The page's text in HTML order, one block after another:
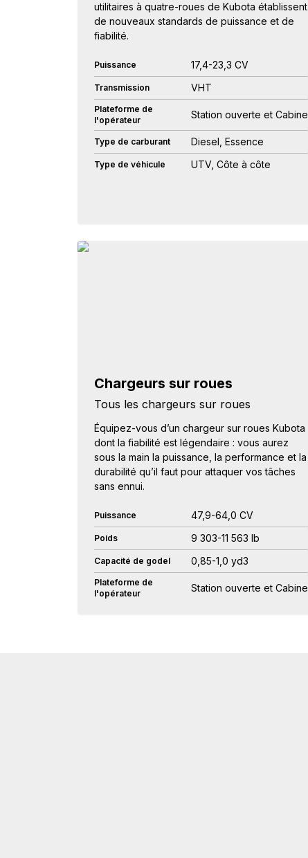
utilitaires à quatre-roues de Kubota établissent
de nouveaux standards de puissance et de
fiabilité.
Puissance 17,4-23,3 CV
Transmission VHT
Plateforme de
l'opérateur
Station ouverte et Cabine
Type de carburant Diesel, Essence
Type de véhicule UTV, Côte à côte
Chargeurs sur roues
Tous les chargeurs sur roues
Équipez-vous d’un chargeur sur roues Kubota
dont la fiabilité est légendaire : vous aurez
sous la main la puissance, la performance et la
durabilité qu’il faut pour attaquer vos tâches
sans ennui.
Puissance 47,9-64,0 CV
Poids 9 303-11 563 lb
Capacité de godel 0,85-1,0 yd3
Plateforme de
l'opérateur
Station ouverte et Cabine